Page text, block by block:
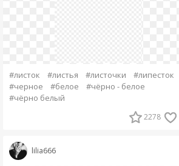
#листок #листья #листочки
#липесток
#черное
#белое
#чёрно - белое
#чёрно белый
2278
lilia666